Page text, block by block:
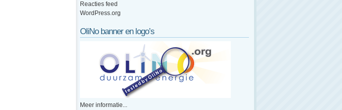
Reacties feed
WordPress.org
OliNo banner en logo’s
Meer informatie...